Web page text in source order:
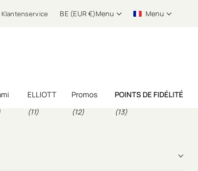
Klantenservice BE (EUR €)Menu Menu
ELLIOTT
(11)
Promos
(12)
POINTS DE FIDÉLITÉ
(13)